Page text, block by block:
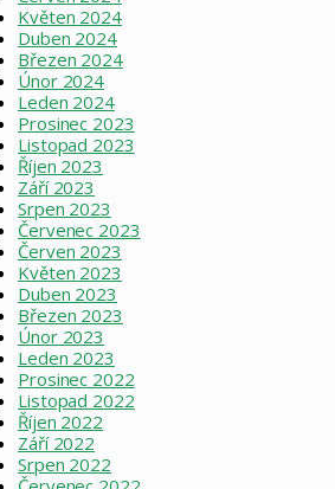
Květen 2024
Duben 2024
Březen 2024
Únor 2024
Leden 2024
Prosinec 2023
Listopad 2023
Říjen 2023
Září 2023
Srpen 2023
Červenec 2023
Červen 2023
Květen 2023
Duben 2023
Březen 2023
Únor 2023
Leden 2023
Prosinec 2022
Listopad 2022
Říjen 2022
Září 2022
Srpen 2022